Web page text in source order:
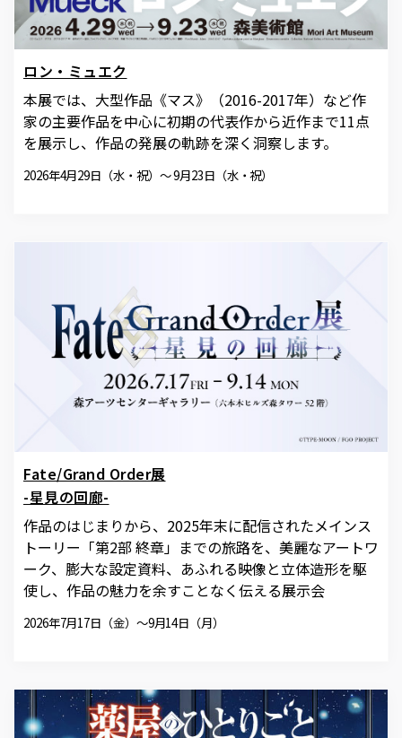
ロン・ミュエク
本展では、大型作品《マス》（2016-2017年）など作
家の主要作品を中心に初期の代表作から近作まで11点
を展示し、作品の発展の軌跡を深く洞察します。
2026年4月29日（水・祝）～ 9月23日（水・祝）
Fate/Grand Order展
-星見の回廊-
作品のはじまりから、2025年末に配信されたメインス
トーリー「第2部 終章」までの旅路を、美麗なアートワ
ーク、膨大な設定資料、あふれる映像と立体造形を駆
使し、作品の魅力を余すことなく伝える展示会
2026年7月17日（金）～9月14日（月）